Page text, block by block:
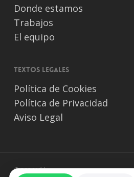
Donde estamos
Trabajos
El equipo
Textos legales
Política de Cookies
Política de Privacidad
Aviso Legal
© 2026 Vídeos para empresas.